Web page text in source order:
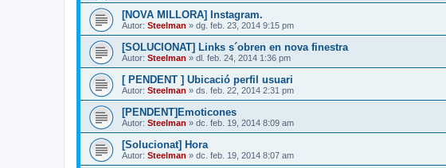
[NOVA MILLORA] Instagram.
Autor: Steelman » dg. feb. 23, 2014 9:15 pm
[SOLUCIONAT] Links s´obren en nova finestra
Autor: Steelman » dl. feb. 24, 2014 1:36 pm
[ PENDENT ] Ubicació perfil usuari
Autor: Steelman » ds. feb. 22, 2014 2:31 pm
[PENDENT]Emoticones
Autor: Steelman » dc. feb. 19, 2014 8:09 am
[Solucionat] Hora
Autor: Steelman » dc. feb. 19, 2014 8:07 am